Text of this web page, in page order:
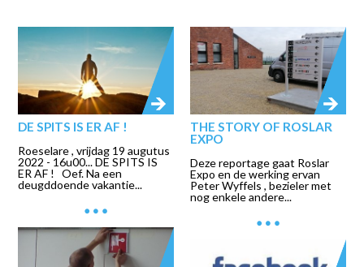
DE SPITS IS ER AF !
Roeselare , vrijdag 19 augutus
2022 - 16u00... DE SPITS IS
ER AF ! Oef. Na een
deugddoende vakantie...
THE STORY OF ROSLAR
EXPO
Deze reportage gaat Roslar
Expo en de werking ervan
Peter Wyffels , bezieler met
nog enkele andere...